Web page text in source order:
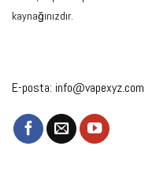
kaynağınızdır.
E-posta: info@vapexyz.com